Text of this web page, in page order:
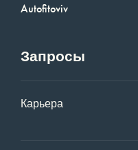
Autofitoviv
Запросы
Карьера